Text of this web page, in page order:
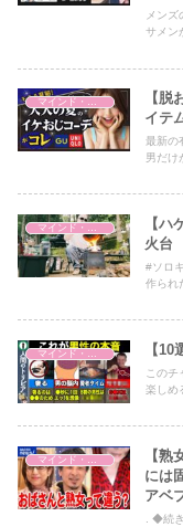
メンズ
サメン
マインド・哲学
【
イテ
最新の
男だけ
マインド・哲学
【
火台
#ソロ
作られ
マインド・哲学 【
この
楽しめ
マインド・哲学
【
には
アベ
. ◆続